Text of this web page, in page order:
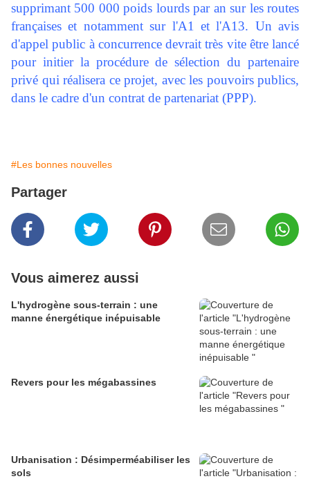
supprimant 500 000 poids lourds par an sur les routes
françaises et notamment sur l'A1 et l'A13. Un avis
d'appel public à concurrence devrait très vite être lancé
pour initier la procédure de sélection du partenaire
privé qui réalisera ce projet, avec les pouvoirs publics,
dans le cadre d'un contrat de partenariat (PPP).
#Les bonnes nouvelles
Partager
Vous aimerez aussi
L'hydrogène sous-terrain : une
manne énergétique inépuisable
Revers pour les mégabassines
Urbanisation : Désimperméabiliser les
sols